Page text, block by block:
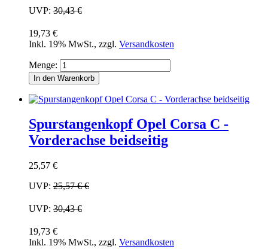
UVP: 30,43 €
19,73 €
Inkl. 19% MwSt., zzgl. Versandkosten
Menge:
In den Warenkorb
Spurstangenkopf Opel Corsa C -
Vorderachse beidseitig
25,57 €
UVP: 25,57 €€
UVP: 30,43 €
19,73 €
Inkl. 19% MwSt., zzgl. Versandkosten